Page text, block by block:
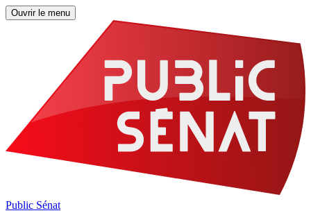
Ouvrir le menu
Public Sénat